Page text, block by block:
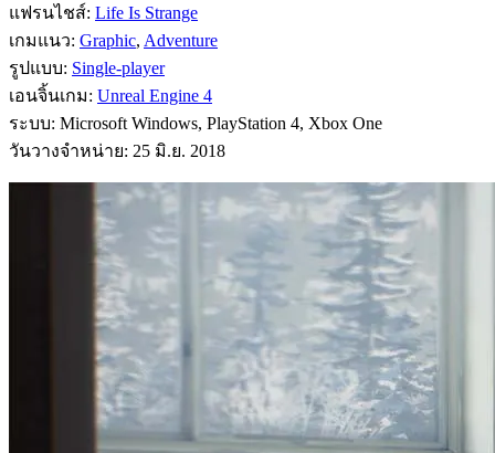
แฟรนไชส์: Life Is Strange
เกมแนว: Graphic, Adventure
รูปแบบ: Single-player
เอนจิ้นเกม: Unreal Engine 4
ระบบ: Microsoft Windows, PlayStation 4, Xbox One
วันวางจำหน่าย: 25 มิ.ย. 2018